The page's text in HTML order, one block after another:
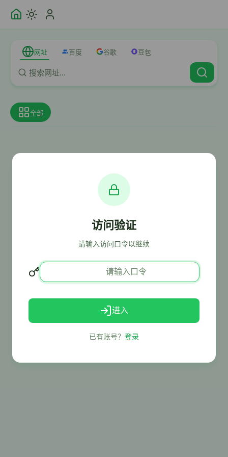
网址 百度 谷歌 豆包
全部
访问验证
请输入访问口令以继续
进入
已有账号？ 登录